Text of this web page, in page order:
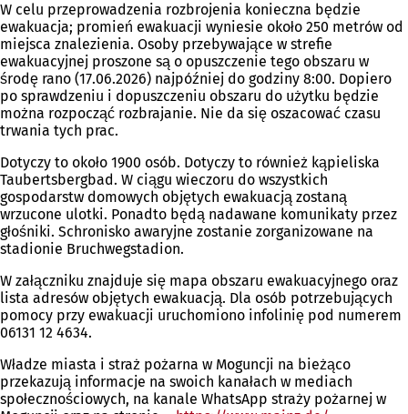
W celu przeprowadzenia rozbrojenia konieczna będzie
ewakuacja; promień ewakuacji wyniesie około 250 metrów od
miejsca znalezienia. Osoby przebywające w strefie
ewakuacyjnej proszone są o opuszczenie tego obszaru w
środę rano (17.06.2026) najpóźniej do godziny 8:00. Dopiero
po sprawdzeniu i dopuszczeniu obszaru do użytku będzie
można rozpocząć rozbrajanie. Nie da się oszacować czasu
trwania tych prac.
Dotyczy to około 1900 osób. Dotyczy to również kąpieliska
Taubertsbergbad. W ciągu wieczoru do wszystkich
gospodarstw domowych objętych ewakuacją zostaną
wrzucone ulotki. Ponadto będą nadawane komunikaty przez
głośniki. Schronisko awaryjne zostanie zorganizowane na
stadionie Bruchwegstadion.
W załączniku znajduje się mapa obszaru ewakuacyjnego oraz
lista adresów objętych ewakuacją. Dla osób potrzebujących
pomocy przy ewakuacji uruchomiono infolinię pod numerem
06131 12 4634.
Władze miasta i straż pożarna w Moguncji na bieżąco
przekazują informacje na swoich kanałach w mediach
społecznościowych, na kanale WhatsApp straży pożarnej w